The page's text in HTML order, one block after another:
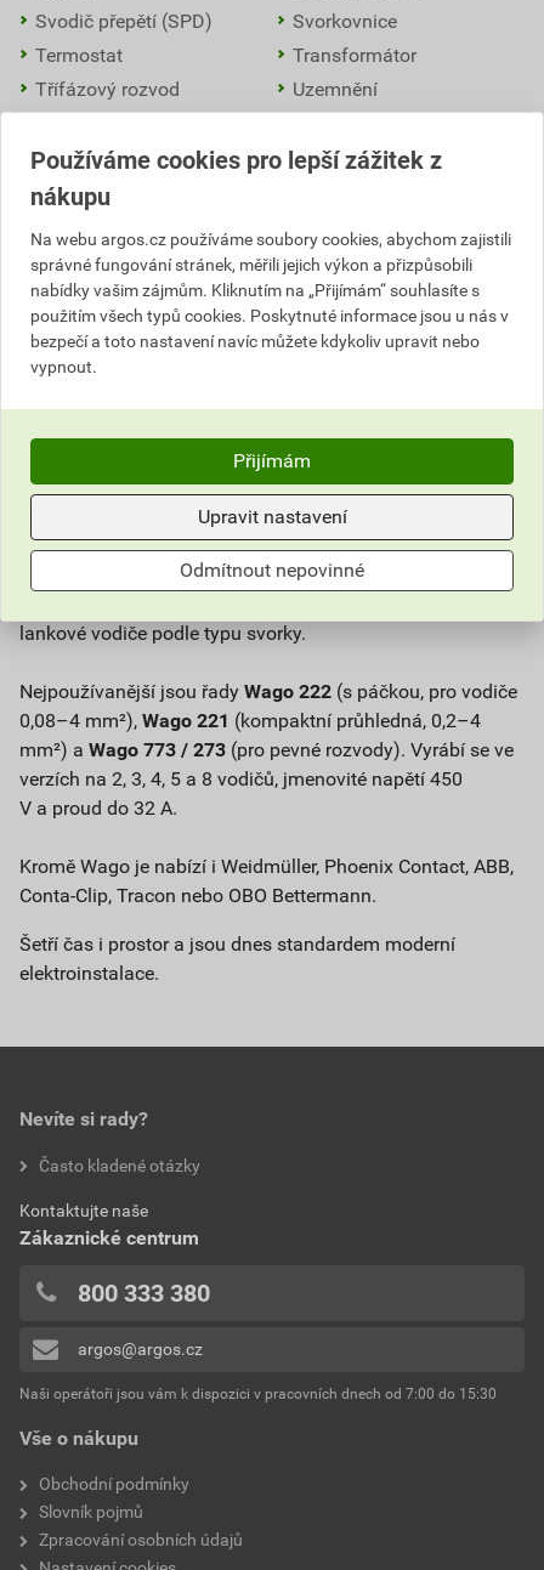
Svodič přepětí (SPD)
Svorkovnice
Termostat
Transformátor
Třífázový rozvod
Uzemnění
Vývodka (kabelová
průchodka)
Wallbox (nabíjecí stanice)
Zemnící tyč
Pružinová svorka(lidověwagopodle nejznámějšího
výrobce, také
svítidlech, rozvaděčích a podružných instalacích.
Vodič se vloží do otvoru apružinový kontakt
automaticky pevně sevře – odpadá tak šroubování,
kroucení drátů i pájení. Spoj jerozebíratelný
lankové vodiče podle typu svorky.
Nejpoužívanější jsou řady Wago 222 (s páčkou, pro vodiče
0,08–4 mm²), Wago 221 (kompaktní průhledná, 0,2–4
mm²) a Wago 773 / 273 (pro pevné rozvody). Vyrábí se ve
verzích na 2, 3, 4, 5 a 8 vodičů, jmenovité napětí 450
V a proud do 32 A.
Kromě Wago je nabízí i Weidmüller, Phoenix Contact, ABB,
Conta-Clip, Tracon nebo OBO Bettermann.
Šetří čas i prostor a jsou dnes standardem moderní
elektroinstalace.
Vše o nákupu
Obchodní podmínky
Slovník pojmů
Zpracování osobních údajů
Nevíte si rady?
Často kladené otázky
Kontaktujte naše
Zákaznické centrum
800 333 380
argos@argos.cz
Naši operátoři jsou vám k dispozici v pracovních dnech od 7:00 do 15:30
Používáme cookies pro lepší zážitek z
nákupu
Na webu argos.cz používáme soubory cookies, abychom zajistili
správné fungování stránek, měřili jejich výkon a přizpůsobili
nabídky vašim zájmům. Kliknutím na „Přijímám“ souhlasíte s
použitím všech typů cookies. Poskytnuté informace jsou u nás v
bezpečí a toto nastavení navíc můžete kdykoliv upravit nebo
vypnout.
Přijímám
Upravit nastavení
Odmítnout nepovinné